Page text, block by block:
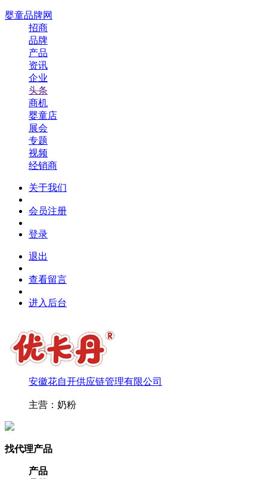
婴童品牌网
招商
品牌
产品
资讯
企业
头条
商机
婴童店
展会
专题
视频
经销商
关于我们
会员注册
登录
退出
查看留言
进入后台
安徽花自开供应链管理有限公司
主营：奶粉
找代理产品
产品